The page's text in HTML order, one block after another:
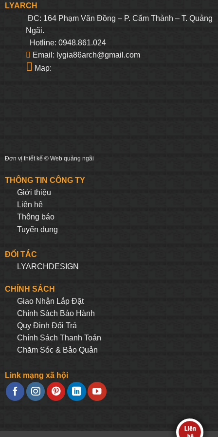
LYARCH
ĐC: 164 Phạm Văn Đồng – P. Cẩm Thành – T. Quảng
Ngãi.
Hotline: 0948.861.024
Email: lygia86arch@gmail.com
Map:
Đơn vị thiết kế © Web quảng ngãi
THÔNG TIN CÔNG TY
Giới thiệu
Liên hệ
Thông báo
Tuyển dụng
ĐỐI TÁC
LYARCHDESIGN
CHÍNH SÁCH
Giao Nhận Lắp Đặt
Chính Sách Bảo Hành
Quy Định Đối Trả
Chính Sách Thanh Toán
Chăm Sóc & Bảo Quản
Link mạng xã hội